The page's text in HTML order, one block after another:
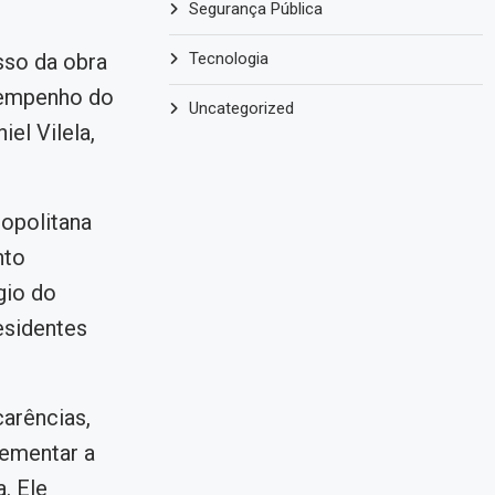
da obra
do
Vilela,
do
a
Ele
Segurança Pública
Tecnologia
Uncategorized